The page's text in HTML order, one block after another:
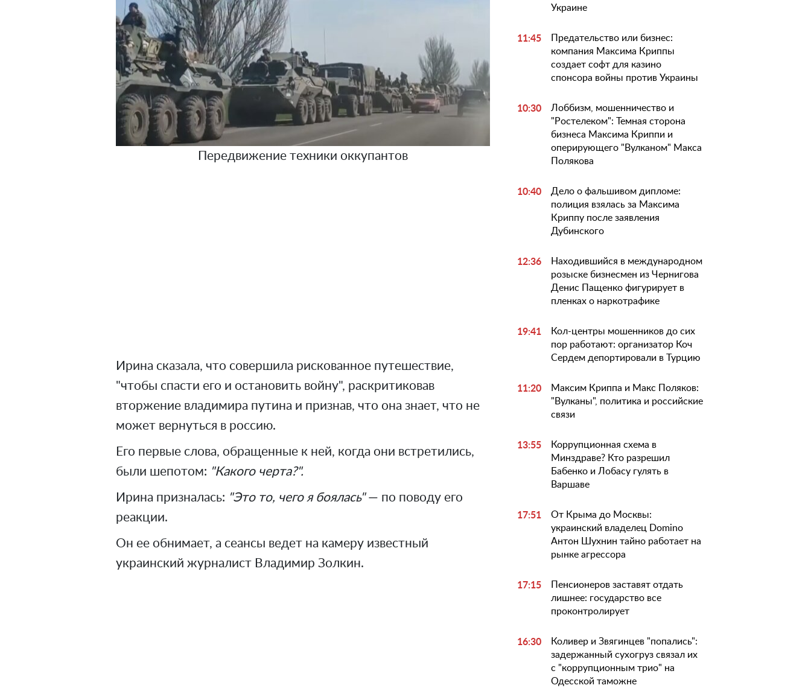
Передвижение техники оккупантов
Ирина сказала, что совершила рискованное путешествие,
"чтобы спасти его и остановить войну", раскритиковав
вторжение владимира путина и признав, что она знает, что не
может вернуться в россию.
Его первые слова, обращенные к ней, когда они встретились,
были шепотом: "Какого черта?".
Ирина призналась: "Это то, чего я боялась"— по поводу его
реакции.
Он ее обнимает, а сеансы ведет на камеру известный
украинский журналист Владимир Золкин.
Украине
11:45
Предательство или бизнес:
компания Максима Криппы
создает софт для казино
спонсора войны против Украины
10:30
Лоббизм, мошенничество и
"Ростелеком": Темная сторона
бизнеса Максима Криппи и
оперирующего "Вулканом" Макса
Полякова
10:40
Дело о фальшивом дипломе:
полиция взялась за Максима
Криппу после заявления
Дубинского
12:36
Находившийся в международном
розыске бизнесмен из Чернигова
Денис Пащенко фигурирует в
пленках о наркотрафике
19:41
Кол-центры мошенников до сих
пор работают: организатор Коч
Сердем депортировали в Турцию
11:20
Максим Криппа и Макс Поляков:
"Вулканы", политика и российские
связи
13:55
Коррупционная схема в
Минздраве? Кто разрешил
Бабенко и Лобасу гулять в
Варшаве
17:51
От Крыма до Москвы:
украинский владелец Domino
Антон Шухнин тайно работает на
рынке агрессора
17:15
Пенсионеров заставят отдать
лишнее: государство все
проконтролирует
16:30
Коливер и Звягинцев "попались":
задержанный сухогруз связал их
с "коррупционным трио" на
Одесской таможне